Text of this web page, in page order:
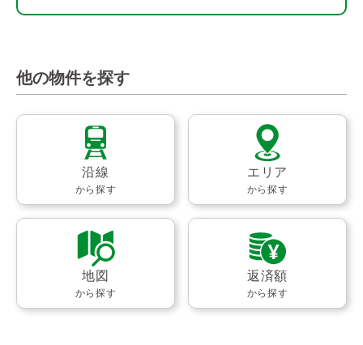
他の物件を探す
沿線
から探す
エリア
から探す
地図
から探す
返済額
から探す